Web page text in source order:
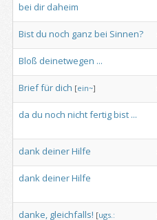
bei dir daheim
Bist du noch ganz bei Sinnen?
Bloß deinetwegen ...
Brieffür dich [ein~]
da du noch nichtfertigbist ...
dank deinerHilfe
dank deinerHilfe
danke, gleichfalls! [ugs.: